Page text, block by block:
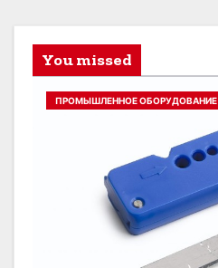
You missed
ПРОМЫШЛЕННОЕ ОБОРУДОВАНИЕ